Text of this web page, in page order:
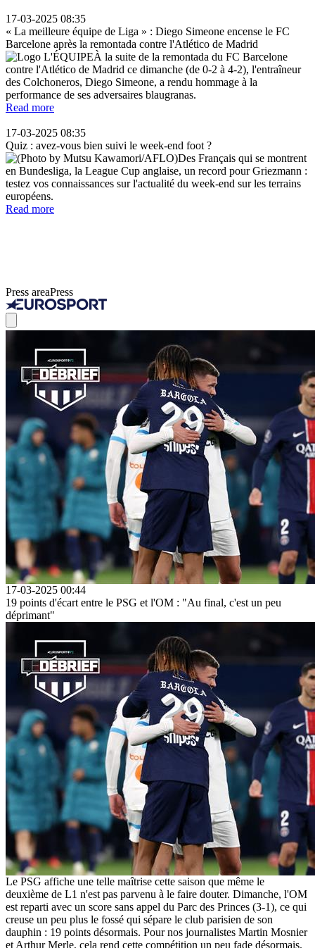
17-03-2025 08:35
« La meilleure équipe de Liga » : Diego Simeone encense le FC
Barcelone après la remontada contre l'Atlético de Madrid
À la suite de la remontada du FC Barcelone
contre l'Atlético de Madrid ce dimanche (de 0-2 à 4-2), l'entraîneur
des Colchoneros, Diego Simeone, a rendu hommage à la
performance de ses adversaires blaugranas.
Read more
17-03-2025 08:35
Quiz : avez-vous bien suivi le week-end foot ?
Des Français qui se montrent
en Bundesliga, la League Cup anglaise, un record pour Griezmann :
testez vos connaissances sur l'actualité du week-end sur les terrains
européens.
Read more
Press areaPress
17-03-2025 00:44
19 points d'écart entre le PSG et l'OM : "Au final, c'est un peu
déprimant"
Le PSG affiche une telle maîtrise cette saison que même le
deuxième de L1 n'est pas parvenu à le faire douter. Dimanche, l'OM
est reparti avec un score sans appel du Parc des Princes (3-1), ce qui
creuse un peu plus le fossé qui sépare le club parisien de son
dauphin : 19 points désormais. Pour nos journalistes Martin Mosnier
et Arthur Merle, cela rend cette compétition un peu fade désormais.